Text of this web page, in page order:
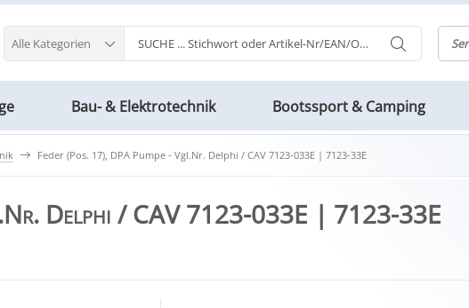
Alle Kategorien
Bau- & Elektrotechnik Bootssport & Camping
Feder (Pos. 17), DPA Pumpe - Vgl.Nr. Delphi / CAV 7123-033E | 7123-33E
Delphi / CAV 7123-033E | 7123-33E